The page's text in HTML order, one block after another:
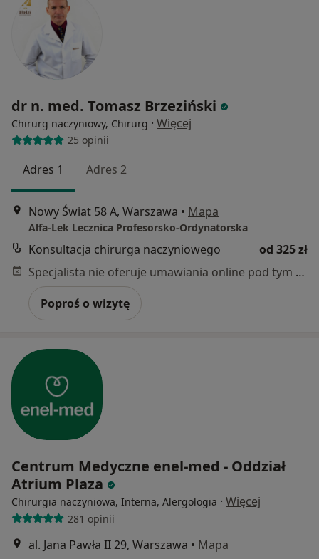
dr n. med. Tomasz Brzeziński
Chirurg naczyniowy, Chirurg · Więcej
25 opinii
Adres 1 Adres 2
Nowy Świat 58 A, Warszawa • Mapa
Alfa-Lek Lecznica Profesorsko-Ordynatorska
Konsultacja chirurga naczyniowego
od 325 zł
Specjalista nie oferuje umawiania online pod tym adresem.
Poproś o wizytę
Centrum Medyczne enel-med - Oddział
Atrium Plaza
Chirurgia naczyniowa, Interna, Alergologia · Więcej
281 opinii
al. Jana Pawła II 29, Warszawa • Mapa